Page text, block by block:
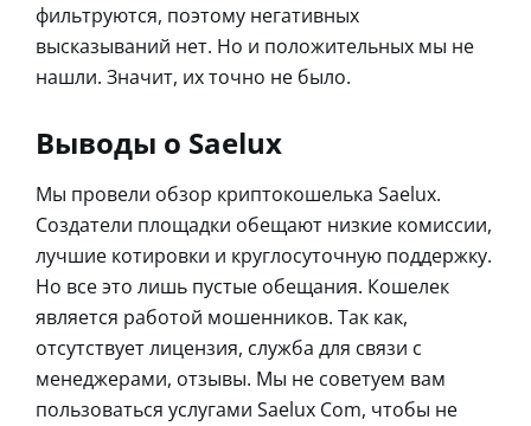
фильтруются, поэтому негативных
высказываний нет. Но и положительных мы не
нашли. Значит, их точно не было.
Выводы о Saelux
Мы провели обзор криптокошелька Saelux.
Создатели площадки обещают низкие комиссии,
лучшие котировки и круглосуточную поддержку.
Но все это лишь пустые обещания. Кошелек
является работой мошенников. Так как,
отсутствует лицензия, служба для связи с
менеджерами, отзывы. Мы не советуем вам
пользоваться услугами Saelux Com, чтобы не